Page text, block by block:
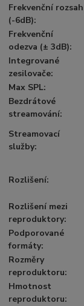
Frekvenční rozsah
(-6dB):
Frekvenční
odezva (± 3dB):
Integrované
zesilovače:
Max SPL:
Bezdrátové
streamování:
Streamovací
služby:
Rozlišení:
Rozlišení mezi
reproduktory:
Podporované
formáty:
Rozměry
reproduktoru:
Hmotnost
reproduktoru: